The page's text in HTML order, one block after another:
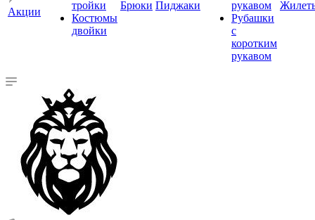
Акции
тройки
Костюмы
двойки
Брюки Пиджаки
рукавом
Рубашки
с
коротким
рукавом